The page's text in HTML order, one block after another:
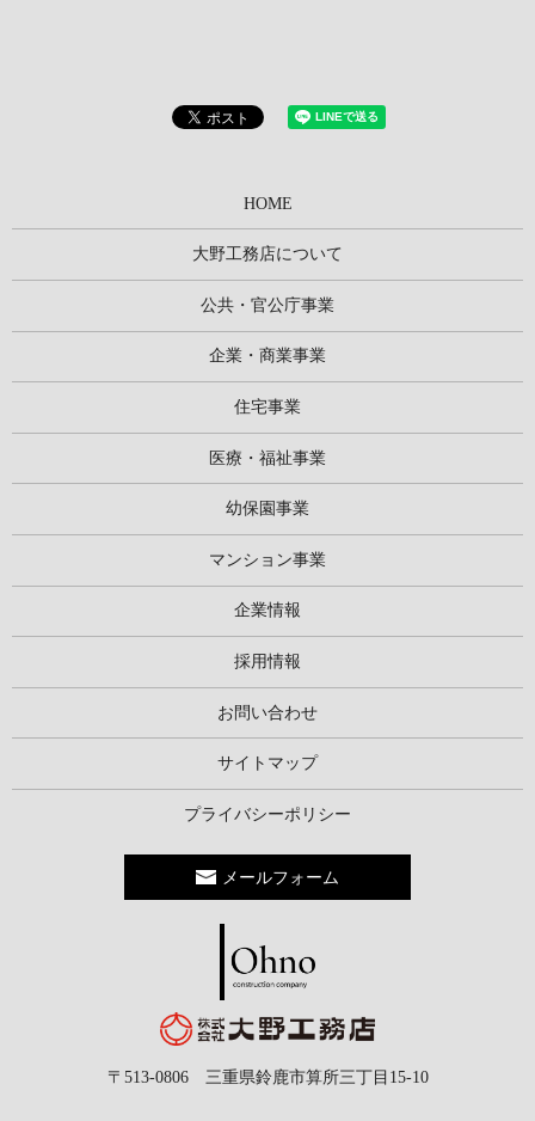
HOME
大野工務店について
公共・官公庁事業
企業・商業事業
住宅事業
医療・福祉事業
幼保園事業
マンション事業
企業情報
採用情報
お問い合わせ
サイトマップ
プライバシーポリシー
メールフォーム
〒513-0806 三重県鈴鹿市算所三丁目15-10